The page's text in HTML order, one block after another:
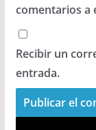
comentarios a
Recibir un
entrada.